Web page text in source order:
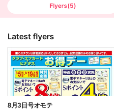
Flyers(5)
Latest flyers
8月3日号オモテ